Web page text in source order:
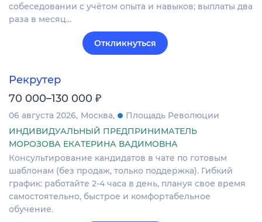
собеседовании с учётом опыта и навыков; выплаты два
раза в месяц…
Откликнуться
Рекрутер
70 000–130 000 ₽
06 августа 2026 Москва
Площадь Революции
ИНДИВИДУАЛЬНЫЙ ПРЕДПРИНИМАТЕЛЬ
МОРОЗОВА ЕКАТЕРИНА ВАДИМОВНА
Консультирование кандидатов в чате по готовым
шаблонам (без продаж, только поддержка). Гибкий
график: работайте 2-4 часа в день, плануя свое время
самостоятельно, быстрое и комфортабельное
обучение.